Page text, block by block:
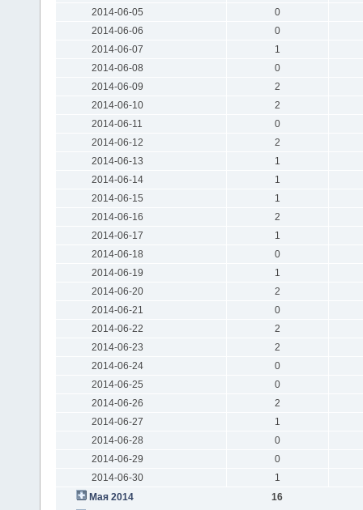
2014-06-05
0
2014-06-06
0
2014-06-07
1
2014-06-08
0
2014-06-09
2
2014-06-10
2
2014-06-11
0
2014-06-12
2
2014-06-13
1
2014-06-14
1
2014-06-15
1
2014-06-16
2
2014-06-17
1
2014-06-18
0
2014-06-19
1
2014-06-20
2
2014-06-21
0
2014-06-22
2
2014-06-23
2
2014-06-24
0
2014-06-25
0
2014-06-26
2
2014-06-27
1
2014-06-28
0
2014-06-29
0
2014-06-30
1
Мая 2014
16